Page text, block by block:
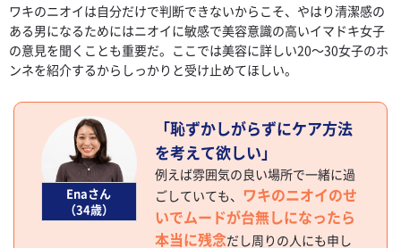
ワキのニオイは自分だけで判断できないからこそ、やはり清潔感の
ある男になるためにはニオイに敏感で美容意識の高いイマドキ女子
の意見を聞くことも重要だ。ここでは美容に詳しい20～30女子のホ
ンネを紹介するからしっかりと受け止めてほしい。
Enaさん
（34歳）
「恥ずかしがらずにケア方法
を考えて欲しい」
例えば雰囲気の良い場所で一緒に過
ごしていても、 ワキのニオイのせ
いでムードが台無しになったら
本当に残念だし周りの人にも申し